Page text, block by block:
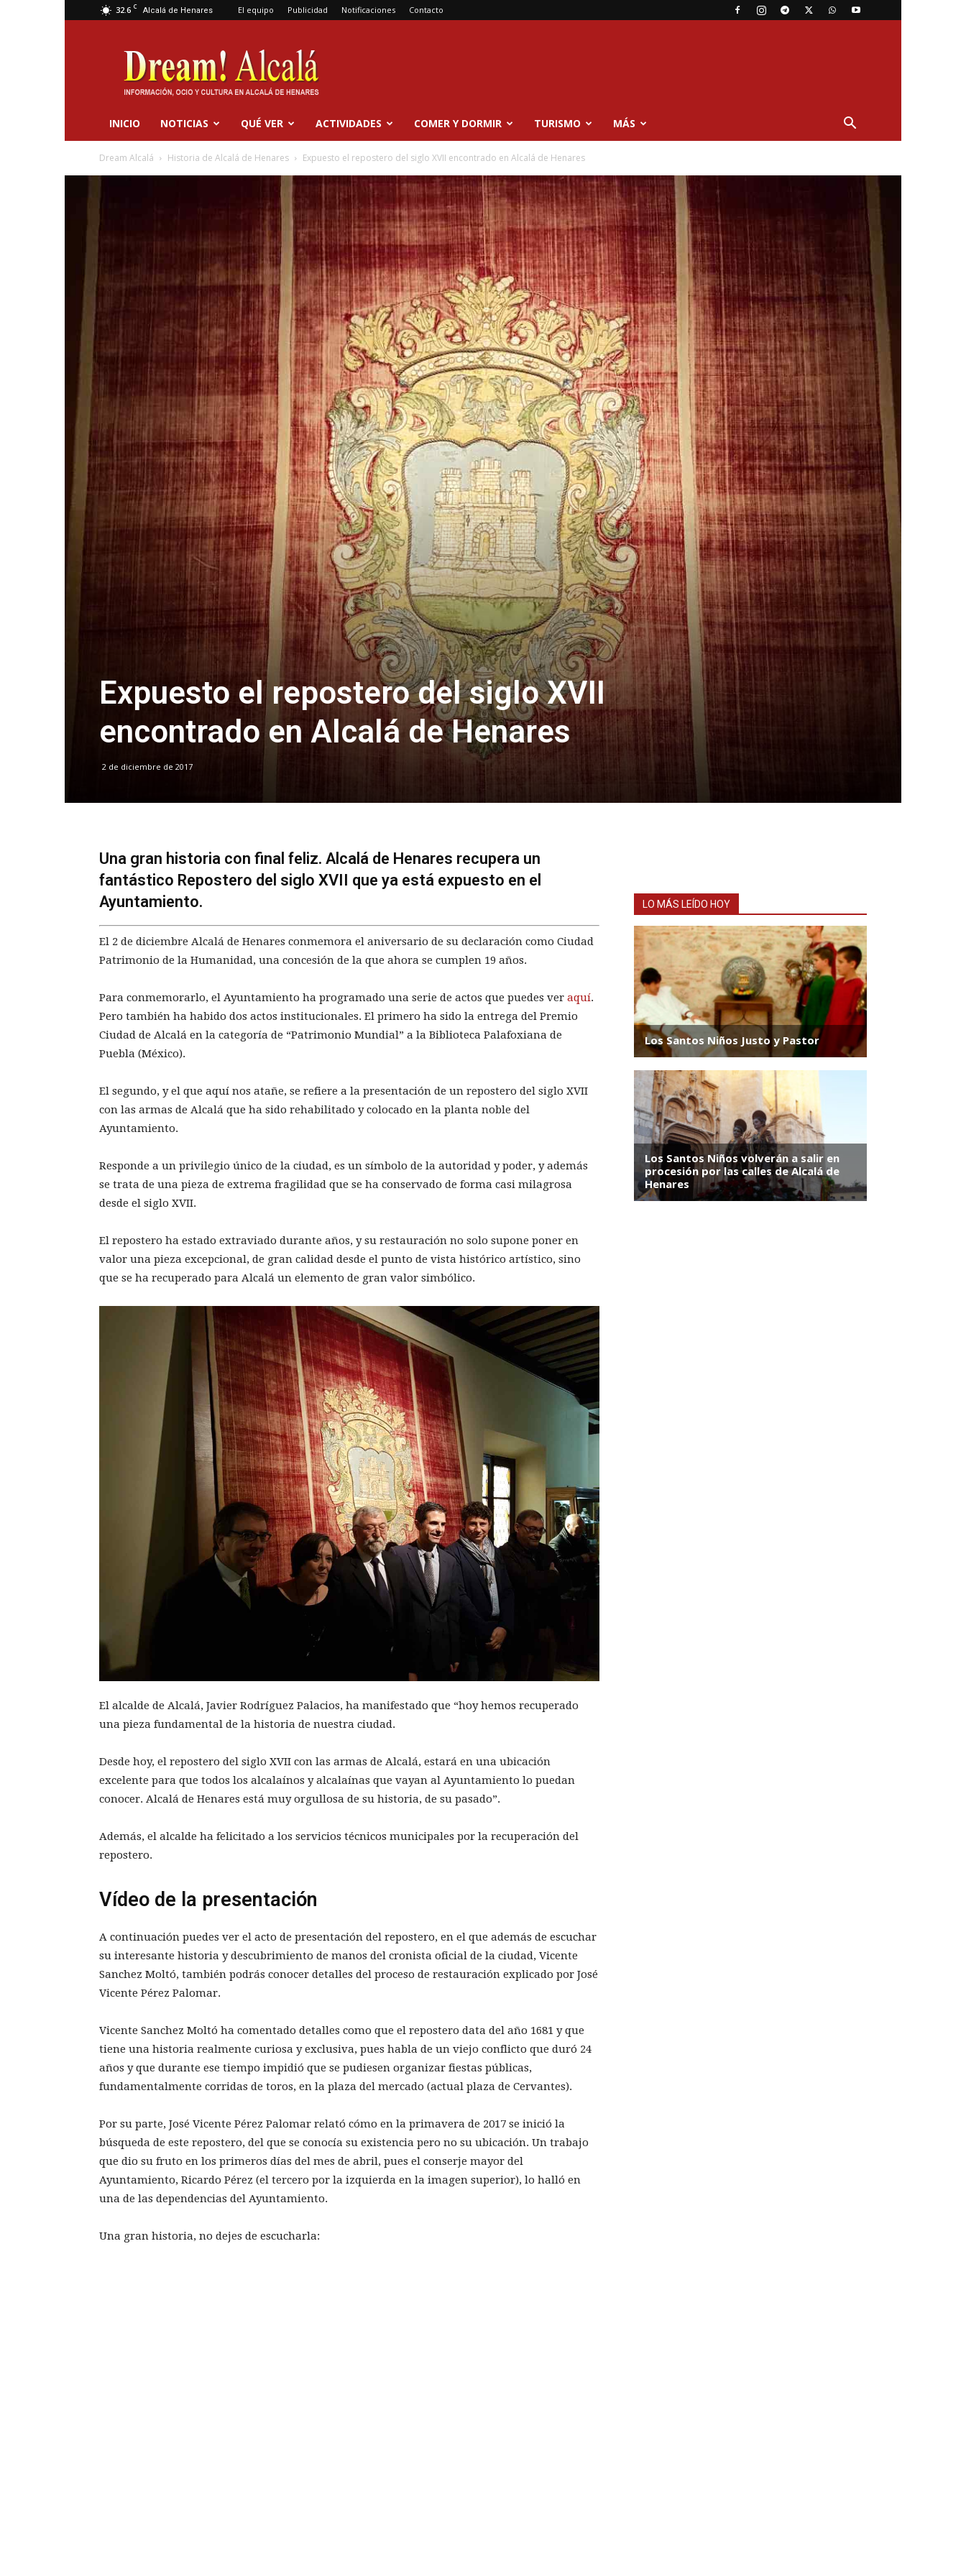
32.6 C Alcalá de Henares El equipo Publicidad Notificaciones Contacto
Dream
Alcalá
INICIO NOTICIAS QUÉ VER ACTIVIDADES COMER Y DORMIR TURISMO MÁS
Dream Alcalá Historia de Alcalá de Henares Expuesto el repostero del siglo XVII encontrado en Alcalá de Henares
Expuesto el repostero del siglo XVII
encontrado en Alcalá de Henares
2 de diciembre de 2017
Una gran historia con final feliz. Alcalá de Henares recupera un
fantástico Repostero del siglo XVII que ya está expuesto en el
Ayuntamiento.
El 2 de diciembre Alcalá de Henares conmemora el aniversario de su declaración como Ciudad
Patrimonio de la Humanidad, una concesión de la que ahora se cumplen 19 años.
Para conmemorarlo, el Ayuntamiento ha programado una serie de actos que puedes ver aquí.
Pero también ha habido dos actos institucionales. El primero ha sido la entrega del Premio
Ciudad de Alcalá en la categoría de “Patrimonio Mundial” a la Biblioteca Palafoxiana de
Puebla (México).
El segundo, y el que aquí nos atañe, se refiere a la presentación de un repostero del siglo XVII
con las armas de Alcalá que ha sido rehabilitado y colocado en la planta noble del
Ayuntamiento.
Responde a un privilegio único de la ciudad, es un símbolo de la autoridad y poder, y además
se trata de una pieza de extrema fragilidad que se ha conservado de forma casi milagrosa
desde el siglo XVII.
El repostero ha estado extraviado durante años, y su restauración no solo supone poner en
valor una pieza excepcional, de gran calidad desde el punto de vista histórico artístico, sino
que se ha recuperado para Alcalá un elemento de gran valor simbólico.
El alcalde de Alcalá, Javier Rodríguez Palacios, ha manifestado que “hoy hemos recuperado
una pieza fundamental de la historia de nuestra ciudad.
Desde hoy, el repostero del siglo XVII con las armas de Alcalá, estará en una ubicación
excelente para que todos los alcalaínos y alcalaínas que vayan al Ayuntamiento lo puedan
conocer. Alcalá de Henares está muy orgullosa de su historia, de su pasado”.
Además, el alcalde ha felicitado a los servicios técnicos municipales por la recuperación del
repostero.
Vídeo de la presentación
A continuación puedes ver el acto de presentación del repostero, en el que además de escuchar
su interesante historia y descubrimiento de manos del cronista oficial de la ciudad, Vicente
Sanchez Moltó, también podrás conocer detalles del proceso de restauración explicado por José
Vicente Pérez Palomar.
Vicente Sanchez Moltó ha comentado detalles como que el repostero data del año 1681 y que
tiene una historia realmente curiosa y exclusiva, pues habla de un viejo conflicto que duró 24
años y que durante ese tiempo impidió que se pudiesen organizar fiestas públicas,
fundamentalmente corridas de toros, en la plaza del mercado (actual plaza de Cervantes).
Por su parte, José Vicente Pérez Palomar relató cómo en la primavera de 2017 se inició la
búsqueda de este repostero, del que se conocía su existencia pero no su ubicación. Un trabajo
que dio su fruto en los primeros días del mes de abril, pues el conserje mayor del
Ayuntamiento, Ricardo Pérez (el tercero por la izquierda en la imagen superior), lo halló en
una de las dependencias del Ayuntamiento.
Una gran historia, no dejes de escucharla:
LO MÁS LEÍDO HOY